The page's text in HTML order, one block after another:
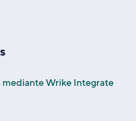
mediante Wrike Integrate